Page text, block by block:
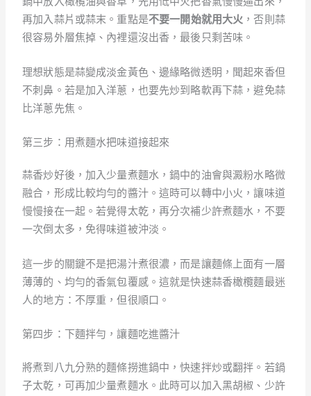
再加入蒜片或蒜末。重點是不要一開始就用大火 ，否則蒜
很容易外層焦掉、內裡還沒出香，最後只剩苦味。
理想狀態是蒜變成淡金黃色、邊緣略微透明，聞起來香但
不刺鼻。若是加入洋蔥，也要先炒到略軟再下蒜，避免蒜
比洋蔥先焦。
第三步：用煮麵水把味道接起來
蒜香炒好後，加入少量煮麵水，鍋中的油會與澱粉水略微
融合，形成比較均勻的醬汁。這時可以轉中小火，讓味道
慢慢接在一起。若覺得太乾，再分次補少許煮麵水，不要
一次倒太多，免得味道被沖淡。
這一步的關鍵不是把湯汁煮很濃，而是讓麵條上面有一層
薄薄的、均勻的香氣包覆感。這就是快速蒜香橄欖麵最迷
人的地方：不厚重，但很順口。
第四步：下麵拌勻，讓麵吃進醬汁
將煮到八九分熟的麵條撈進鍋中，快速拌炒或翻拌。若鍋
子太乾，可再加少量煮麵水。此時可以加入黑胡椒、少許